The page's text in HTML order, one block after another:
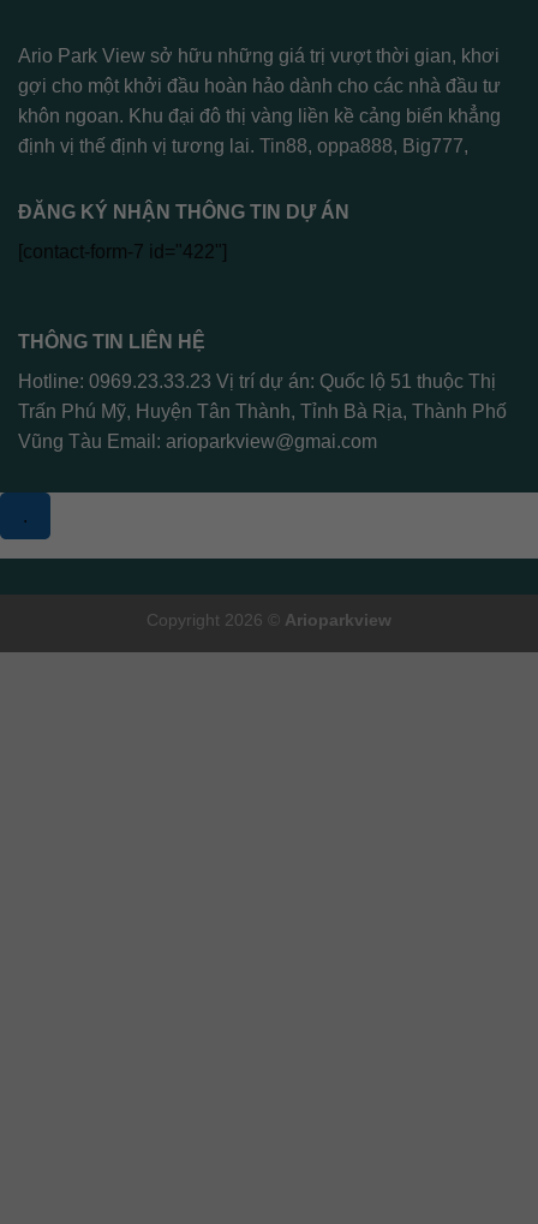
Ario Park View sở hữu những giá trị vượt thời gian, khơi
gợi cho một khởi đầu hoàn hảo dành cho các nhà đầu tư
khôn ngoan. Khu đại đô thị vàng liền kề cảng biển khẳng
định vị thế định vị tương lai. Tin88, oppa888, Big777,
ĐĂNG KÝ NHẬN THÔNG TIN DỰ ÁN
[contact-form-7 id="422"]
THÔNG TIN LIÊN HỆ
Hotline: 0969.23.33.23 Vị trí dự án: Quốc lộ 51 thuộc Thị
Trấn Phú Mỹ, Huyện Tân Thành, Tỉnh Bà Rịa, Thành Phố
Vũng Tàu Email: arioparkview@gmai.com
.
Copyright 2026 © Arioparkview